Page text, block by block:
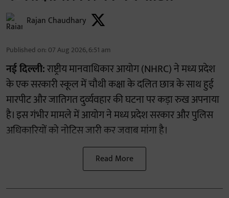
Rajan Chaudhary
Published on: 07 Aug 2026, 6:51 am
नई दिल्ली:राष्ट्रीय मानवाधिकार आयोग (NHRC) ने मध्य प्रदेश
के एक सरकारी स्कूल में चौथी कक्षा के दलित छात्र के साथ हुई
मारपीट और जातिगत दुर्व्यवहार की घटना पर कड़ा रुख अपनाया
है। इस गंभीर मामले में आयोग ने मध्य प्रदेश सरकार और पुलिस
अधिकारियों को नोटिस जारी कर जवाब मांगा है।
Read More